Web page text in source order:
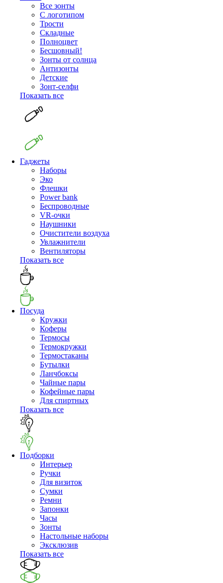
Все зонты
С логотипом
Трости
Складные
Полноцвет
Бесшовный!
Зонты от солнца
Антизонты
Детские
Зонт-селфи
Показать все
Гаджеты
Наборы
Эко
Флешки
Power bank
Беспроводные
VR-очки
Наушники
Очистители воздуха
Увлажнители
Вентиляторы
Показать все
Посуда
Кружки
Коферы
Термосы
Термокружки
Термостаканы
Бутылки
Ланчбоксы
Чайные пары
Кофейные пары
Для спиртных
Показать все
Подборки
Интерьер
Ручки
Для визиток
Сумки
Ремни
Запонки
Часы
Зонты
Настольные наборы
Эксклюзив
Показать все